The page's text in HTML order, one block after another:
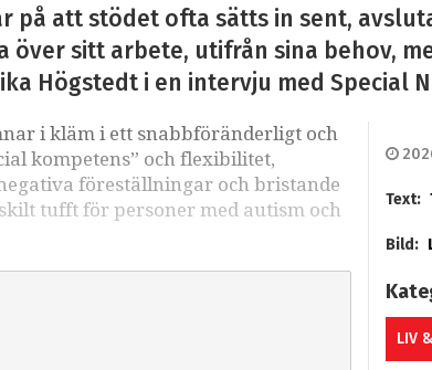
på att stödet ofta sätts in sent,
sitt arbete, utifrån sina behov,
Högstedt i en intervju med Special
i kläm i ett snabbföränderligt och
kompetens” och flexibilitet,
föreställningar och bristande
tufft för personer med autism och
Text:
Bild:
LIV